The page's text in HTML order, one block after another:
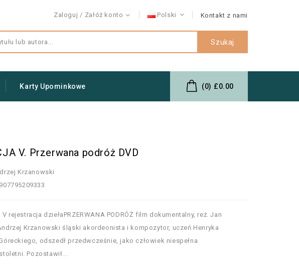
Zaloguj Załóż konto Polski Kontakt z nami
Szukaj
Karty Upominkowe (0) £0.00
V. Przerwana podróż DVD
Krzanowski
V rejestracja dziełaPRZERWANA PODRÓŻ film dokumentalny, reż. Jan
Krzanowski śląski akordeonista i kompozytor, uczeń Henryka
odszedł przedwcześnie, jako człowiek niespełna
Pozostawił...